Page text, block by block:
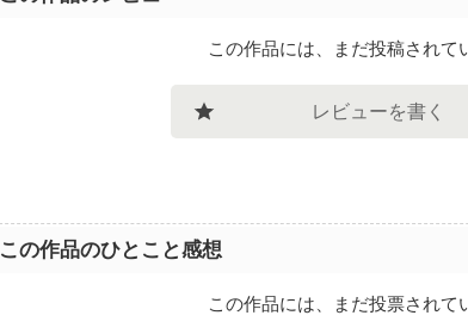
この作品には、まだ投稿されて
レビューを書く
この作品のひとこと感想
この作品には、まだ投票されて